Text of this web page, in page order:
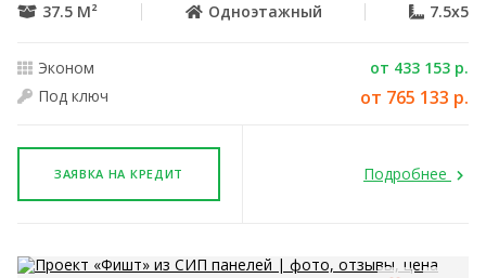
37.5 М² Одноэтажный 7.5x5
Эконом
от 433 153 р.
Под ключ
от 765 133 р.
ЗАЯВКА НА КРЕДИТ Подробнее